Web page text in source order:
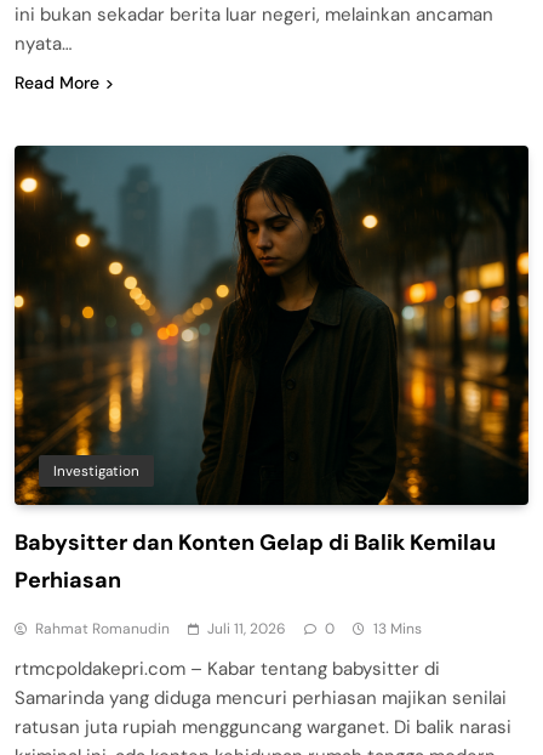
ini bukan sekadar berita luar negeri, melainkan ancaman
nyata…
Read More
Investigation
Babysitter dan Konten Gelap di Balik Kemilau
Perhiasan
Rahmat Romanudin Juli 11, 2026 0 13 Mins
rtmcpoldakepri.com – Kabar tentang babysitter di
Samarinda yang diduga mencuri perhiasan majikan senilai
ratusan juta rupiah mengguncang warganet. Di balik narasi